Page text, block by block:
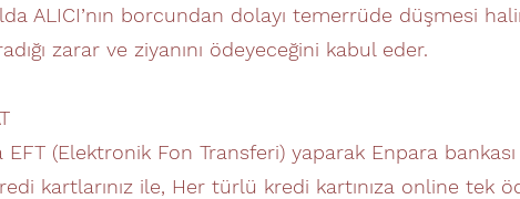
ALICI’nın borcundan dolayı temerrüde düşmesi
zarar ve ziyanını ödeyeceğini kabul eder.
EFT (Elektronik Fon Transferi) yaparak Enpara
kartlarınız ile, Her türlü kredi kartınıza online tek